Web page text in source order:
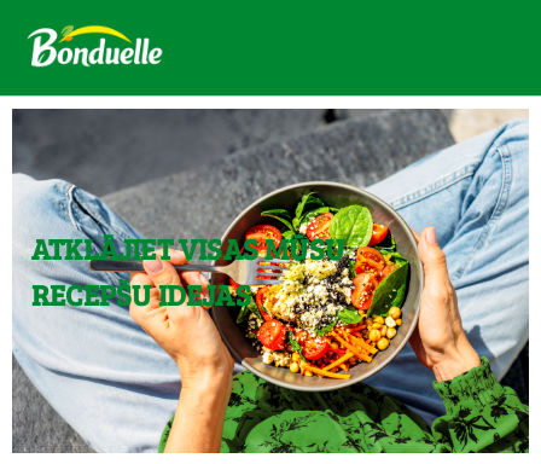
ATKLĀJIET VISAS MŪSU
RECEPŠU IDEJAS